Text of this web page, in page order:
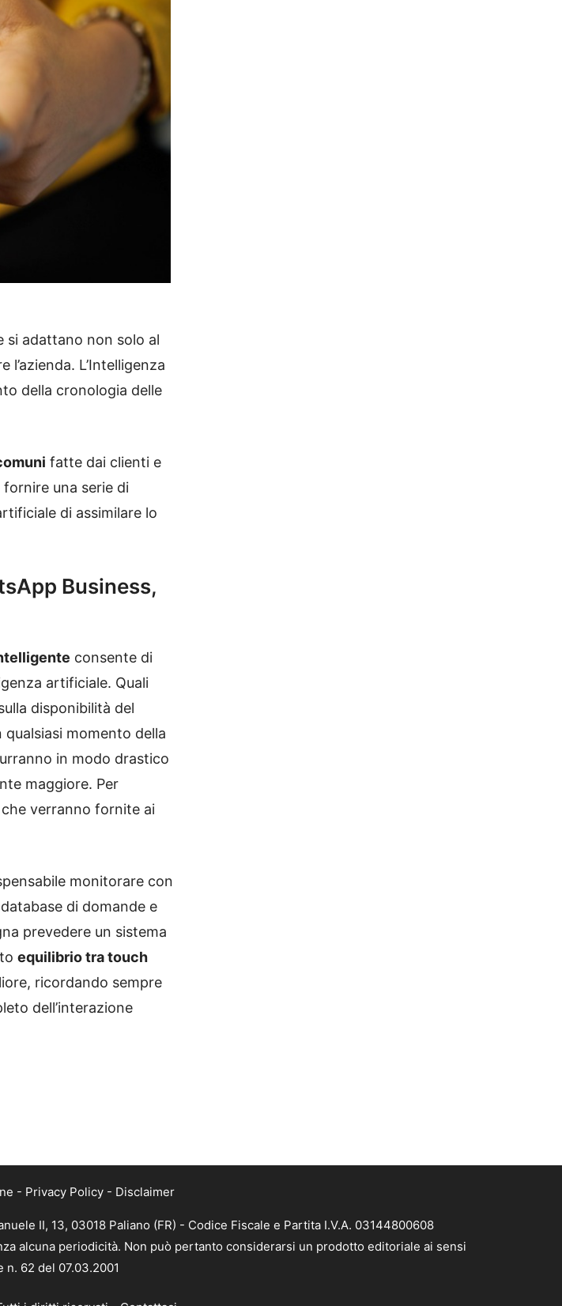
si adattano non solo al
L’Intelligenza
della cronologia delle
fatte dai clienti e
una serie di
di assimilare lo
Business,
consente di
artificiale. Quali
disponibilità del
momento della
in modo drastico
maggiore. Per
verranno fornite ai
monitorare con
di domande e
prevedere un sistema
equilibrio tra touch
ricordando sempre
dell’interazione
- Privacy Policy - Disclaimer
II, 13, 03018 Paliano (FR) - Codice Fiscale e Partita I.V.A. 03144800608
alcuna periodicità. Non può pertanto considerarsi un prodotto editoriale ai sensi
n. 62 del 07.03.2001